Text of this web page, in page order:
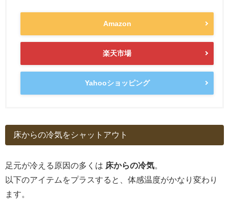
Amazon
楽天市場
Yahooショッピング
床からの冷気をシャットアウト
足元が冷える原因の多くは 床からの冷気。
以下のアイテムをプラスすると、体感温度がかなり変わり
ます。